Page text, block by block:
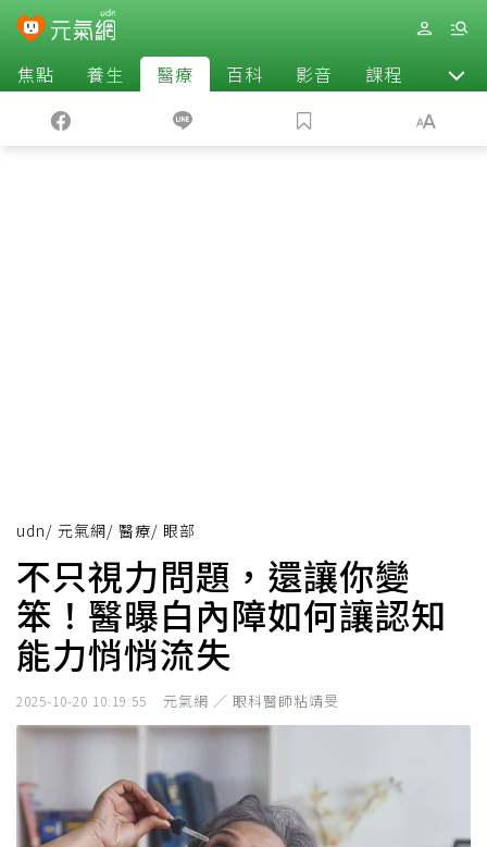
焦點 養生 醫療 百科 影音 課程 退休
udn/ 元氣網/ 醫療/ 眼部
不只視力問題，還讓你變
笨！醫曝白內障如何讓認知
能力悄悄流失
2025-10-20 10:19:55 元氣網 ／ 眼科醫師粘靖旻